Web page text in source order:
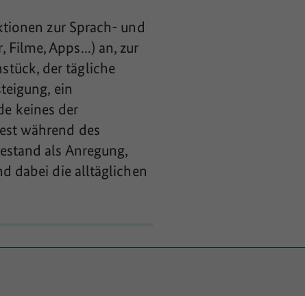
zur Sprach- und
Apps...) an, zur
der tägliche
ein
keines der
während des
als Anregung,
dabei die alltäglichen